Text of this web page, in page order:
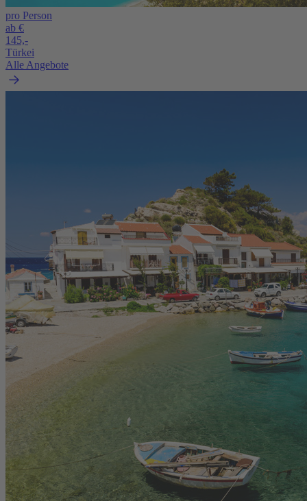
pro Person
ab €
145,-
Türkei
Alle Angebote